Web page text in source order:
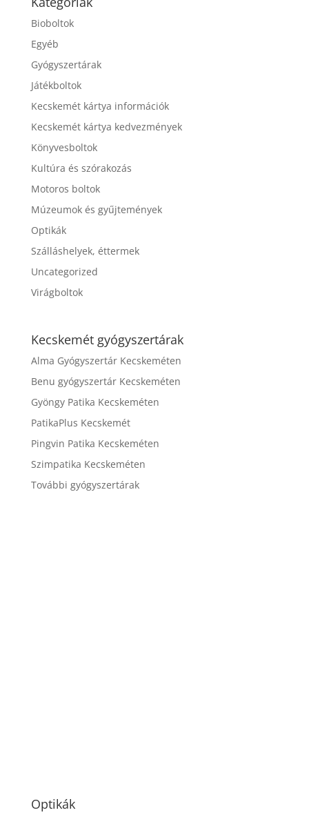
Bioboltok
Egyéb
Gyógyszertárak
Játékboltok
Kecskemét kártya információk
Kecskemét kártya kedvezmények
Könyvesboltok
Kultúra és szórakozás
Motoros boltok
Múzeumok és gyűjtemények
Optikák
Szálláshelyek, éttermek
Uncategorized
Virágboltok
Kecskemét gyógyszertárak
Alma Gyógyszertár Kecskeméten
Benu gyógyszertár Kecskeméten
Gyöngy Patika Kecskeméten
PatikaPlus Kecskemét
Pingvin Patika Kecskeméten
Szimpatika Kecskeméten
További gyógyszertárak
Optikák